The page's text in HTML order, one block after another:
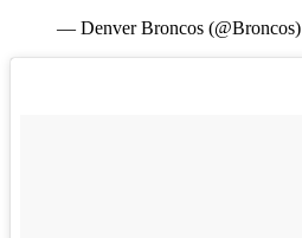
— Denver Broncos (@Broncos)